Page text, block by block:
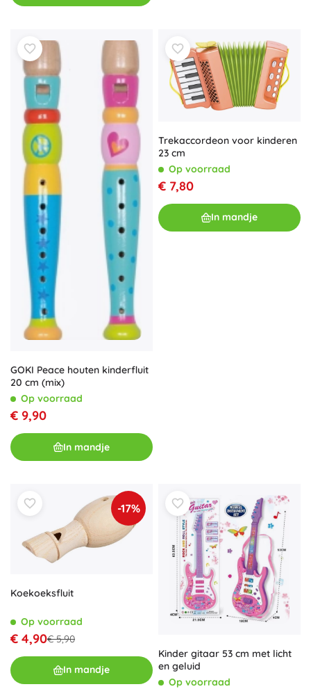
GOKI Peace houten kinderfluit
20 cm (mix)
Op voorraad
€ 9,90
In mandje
Trekaccordeon voor kinderen
23 cm
Op voorraad
€ 7,80
In mandje
-17%
Koekoeksfluit
Op voorraad
€ 4,90€ 5,90
In mandje
Kinder gitaar 53 cm met licht
en geluid
Op voorraad